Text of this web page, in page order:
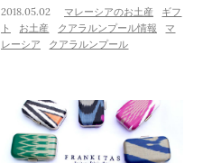
2018.05.02 マレーシアのお土産
ギフ
ト
お土産 クアラルンプール情報
マ
レーシア
クアラルンプール